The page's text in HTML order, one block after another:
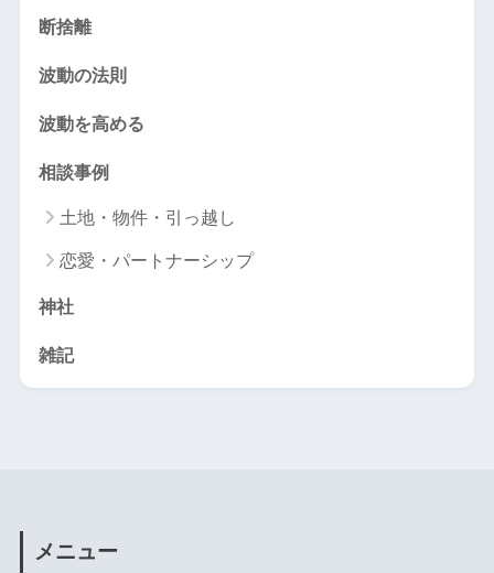
断捨離
波動の法則
波動を高める
相談事例
土地・物件・引っ越し
恋愛・パートナーシップ
神社
雑記
メニュー